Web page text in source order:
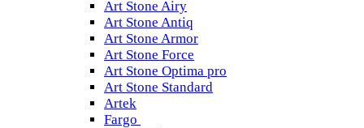
Art Stone Airy
Art Stone Antiq
Art Stone Armor
Art Stone Force
Art Stone Optima pro
Art Stone Standard
Artek
Fargo